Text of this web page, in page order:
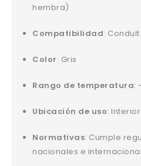
hembra)
Compatibilidad: Conduit
Color: Gris
Rango de temperatura:
Ubicación de uso:
Normativas: Cumple
nacionales e